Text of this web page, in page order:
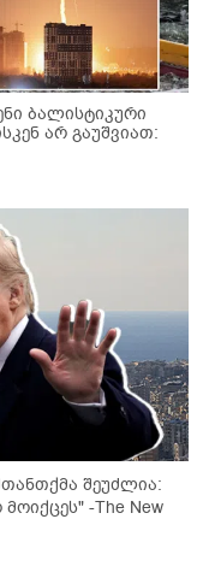
ბალისტიკური
არ გაუშვიათ:
შეუძლია:
-The New